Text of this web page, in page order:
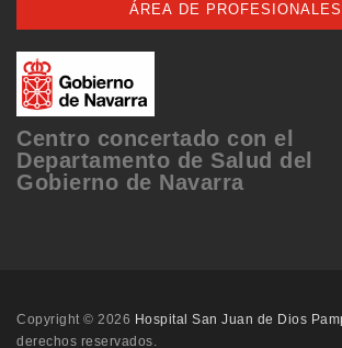
ÁREA DE PROFESIONALES
Centro concertado con el
Departamento de Salud del
Gobierno de Navarra
Copyright © 2026 Hospital San Juan de Dios
derechos reservados.